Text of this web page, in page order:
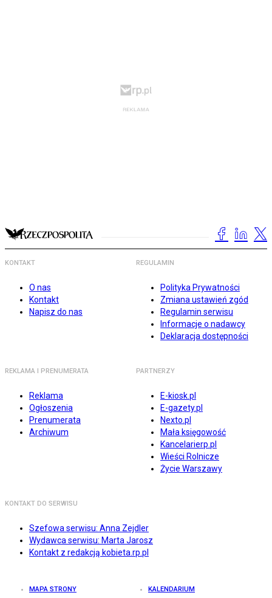
KONTAKT
O nas
Kontakt
Napisz do nas
REGULAMIN
Polityka Prywatności
Zmiana ustawień zgód
Regulamin serwisu
Informacje o nadawcy
Deklaracja dostępności
REKLAMA I PRENUMERATA
Reklama
Ogłoszenia
Prenumerata
Archiwum
PARTNERZY
E-kiosk.pl
E-gazety.pl
Nexto.pl
Mała księgowość
Kancelarierp.pl
Wieści Rolnicze
Życie Warszawy
KONTAKT DO SERWISU
Szefowa serwisu: Anna Zejdler
Wydawca serwisu: Marta Jarosz
Kontakt z redakcją kobieta.rp.pl
MAPA STRONY KALENDARIUM